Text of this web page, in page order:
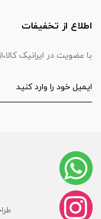
اطلاع از تخفیفات
با عضویت در ایرانیک